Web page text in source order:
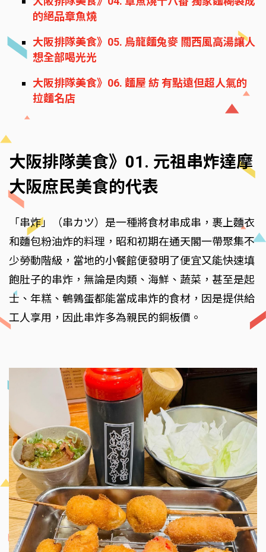
的絕品章魚燒
大阪排隊美食》05. 烏龍麵兔麥 關西風高湯讓人
想全部喝光光
大阪排隊美食》06. 麵屋 紡 有點遠但超人氣的
拉麵名店
大阪排隊美食》01. 元祖串炸達摩
大阪庶民美食的代表
「串炸」（串カツ）是一種將食材串成串，裹上麵衣
和麵包粉油炸的料理，昭和初期在通天閣一帶聚集不
少勞動階級，當地的小餐館便發明了便宜又能快速填
飽肚子的串炸，無論是肉類、海鮮、蔬菜，甚至是起
士、年糕、鵪鶉蛋都能當成串炸的食材，因是提供給
工人享用，因此串炸多為親民的銅板價。